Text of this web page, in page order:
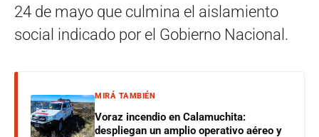
24 de mayo que culmina el aislamiento
social indicado por el Gobierno Nacional.
MIRÁ TAMBIÉN
Voraz incendio en Calamuchita:
despliegan un amplio operativo aéreo y